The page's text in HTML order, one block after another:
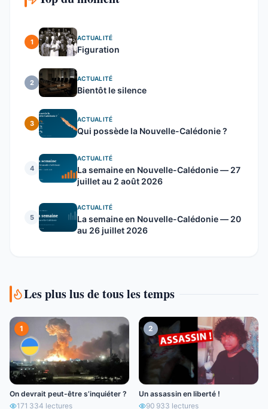
1
ACTUALITÉ
Figuration
2
ACTUALITÉ
Bientôt le silence
3
ACTUALITÉ
Qui possède la Nouvelle-Calédonie ?
4
ACTUALITÉ
La semaine en Nouvelle-Calédonie — 27
juillet au 2 août 2026
5
ACTUALITÉ
La semaine en Nouvelle-Calédonie — 20
au 26 juillet 2026
Les plus lus de tous les temps
1
On devrait peut-être s’inquiéter ?
171 334 lectures
2
Un assassin en liberté !
90 933 lectures